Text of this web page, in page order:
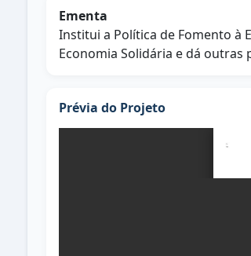
Ementa
Institui a Política de Fomento à
Economia Solidária e dá outras
Prévia do Projeto